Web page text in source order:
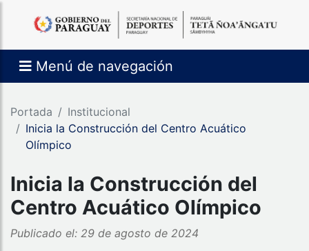
Menú de navegación
Portada
Institucional
Inicia la Construcción del Centro Acuático
Olímpico
Inicia la Construcción del
Centro Acuático Olímpico
Publicado el: 29 de agosto de 2024